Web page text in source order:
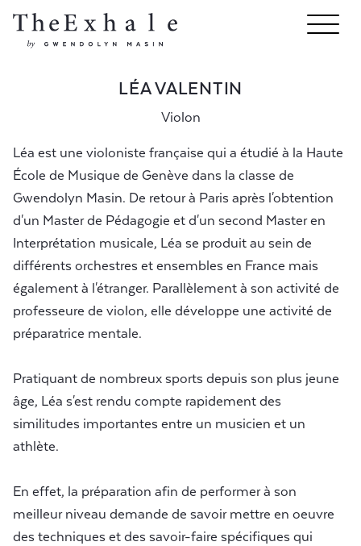
LÉA VALENTIN
Violon
Léa est une violoniste française qui a étudié à la Haute
École de Musique de Genève dans la classe de
Gwendolyn Masin. De retour à Paris après l'obtention
d'un Master de Pédagogie et d'un second Master en
Interprétation musicale, Léa se produit au sein de
différents orchestres et ensembles en France mais
également à l'étranger. Parallèlement à son activité de
professeure de violon, elle développe une activité de
préparatrice mentale.
Pratiquant de nombreux sports depuis son plus jeune
âge, Léa s'est rendu compte rapidement des
similitudes importantes entre un musicien et un
athlète.
En effet, la préparation afin de performer à son
meilleur niveau demande de savoir mettre en oeuvre
des techniques et des savoir-faire spécifiques qui